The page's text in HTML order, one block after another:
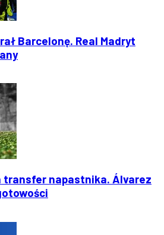
Barcelonę. Real Madryt
transfer napastnika. Álvarez